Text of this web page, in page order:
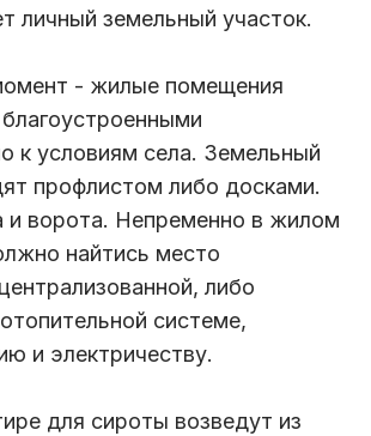
личный земельный участок.
- жилые помещения
к условиям села. Земельный
профлистом либо досками.
и ворота. Непременно в жилом
найтись место
либо
системе,
и электричеству.
для сироты возведут из